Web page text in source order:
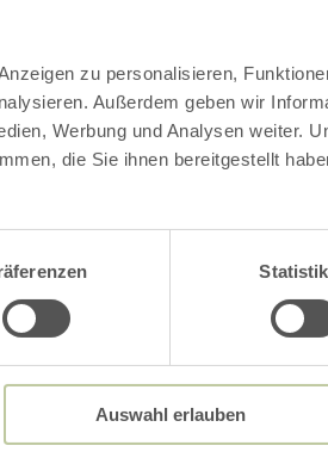
zu personalisieren,
Außerdem geben wir
Werbung und Analysen weiter.
die Sie ihnen bereitgestellt
Auswahl erlauben